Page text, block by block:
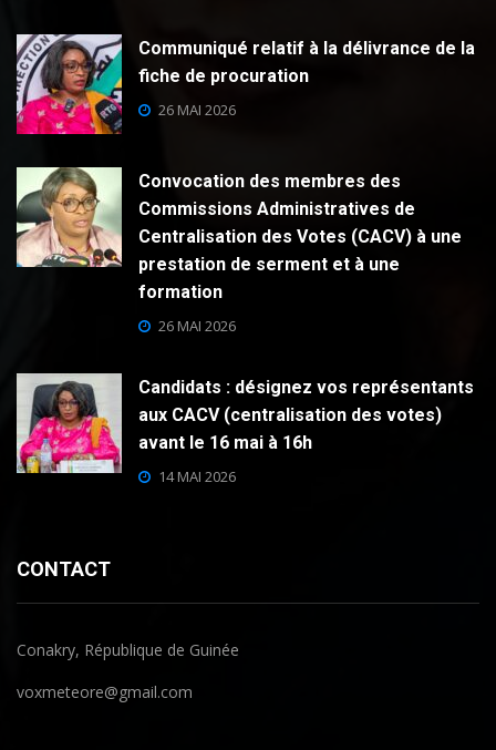
Communiqué relatif à la délivrance de la
fiche de procuration
26 MAI 2026
Convocation des membres des
Commissions Administratives de
Centralisation des Votes (CACV) à une
prestation de serment et à une
formation
26 MAI 2026
Candidats : désignez vos représentants
aux CACV (centralisation des votes)
avant le 16 mai à 16h
14 MAI 2026
CONTACT
Conakry, République de Guinée
voxmeteore@gmail.com